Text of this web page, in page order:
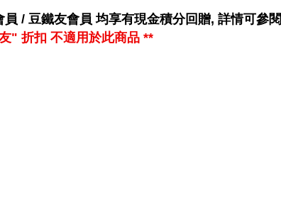
員 / 豆鐵友會員 均享有現金積分回贈, 詳情可參閱
" 折扣 不適用於此商品 **